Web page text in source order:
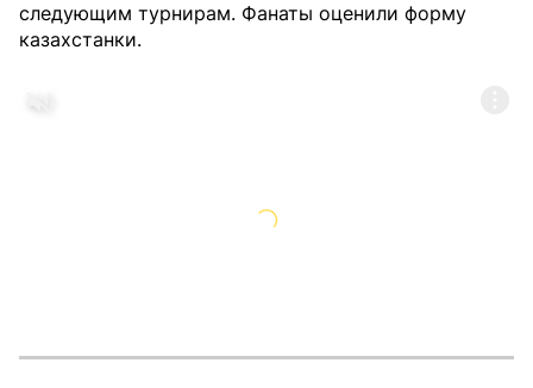
следующим турнирам. Фанаты оценили форму
казахстанки.